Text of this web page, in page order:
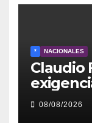
* NACIONALES
Claudio
la08/08/2026